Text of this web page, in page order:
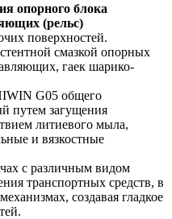
опорного блока
(рельс)
поверхностей.
смазкой опорных
гаек шарико-
G05 общего
путем загущения
литиевого мыла,
и вязкостные
с различным видом
транспортных средств, в
создавая гладкое